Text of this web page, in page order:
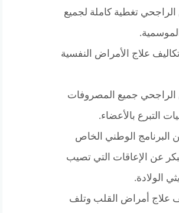
تغطية كاملة لجميع
علاج الأمراض النفسية
الراجحي جميع المصروفات
التبرع بالأعضاء.
البرنامج الوطني الخاص
عن الإعاقات التي تصيب
الولادة.
علاج أمراض القلب وتلف